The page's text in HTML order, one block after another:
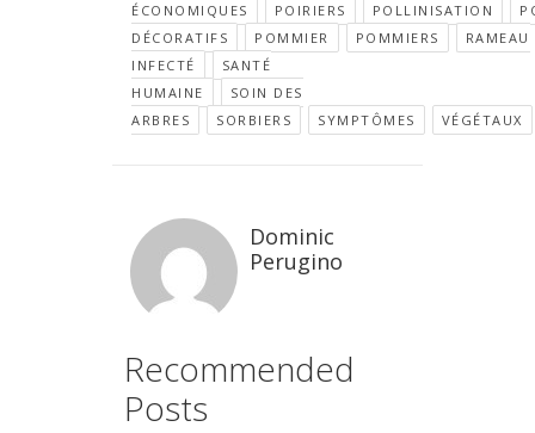
ÉCONOMIQUES
POIRIERS POLLINISATION
DÉCORATIFS
POMMIER POMMIERS
RAMEAU
INFECTÉ
SANTÉ
HUMAINE
SOIN DES
ARBRES
SORBIERS SYMPTÔMES VÉGÉTAUX
Dominic
Perugino
Recommended
Posts